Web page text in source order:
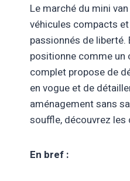
Le marché du mini
véhicules compacts
passionnés de
positionne comme un
complet propose de
en vogue et de
aménagement sans
souffle, découvrez les
En bref :